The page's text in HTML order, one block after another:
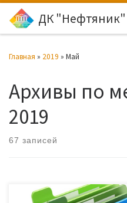
Перейти к содержимому
ДК "Нефтяник"
Главная » 2019 » Май
Архивы по
2019
67 записей